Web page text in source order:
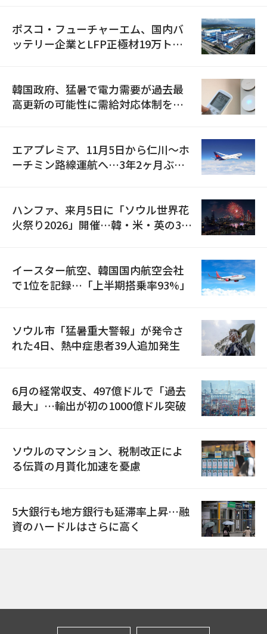
ポスコ・フューチャーエム、国内バ
ッテリー企業とLFP正極材19万トン
韓国政府、猛暑で電力需要が過去最
高更新の可能性に需給対応体制を点
エアプレミア、11月5日から仁川〜ホ
ーチミン路線運航へ…3年2ヶ月ぶり
ハンファ、来月5日に「ソウル世界花
火祭り2026」開催…韓・米・英の3カ
イースター航空、韓国国内航空会社
で1位を記録…「上半期搭乗率93%」
ソウル市「猛暑重大警報」が発令さ
れた4日、熱中症患者39人追加発生
6月の経常収支、497億ドルで「過去
最大」…輸出が初の1000億ドル突破
ソウルのマンション、税制改正によ
る伝貰の月貰化加速を憂慮
5大銀行も地方銀行も延滞率上昇…融
資のハードルはさらに高く